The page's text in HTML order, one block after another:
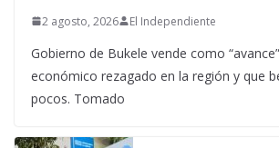
2 agosto, 2026 El Independiente
Gobierno de Bukele vende como
económico rezagado en la región y que
pocos. Tomado